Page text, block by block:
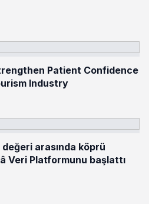
Patient Confidence
Industry
arasında köprü
Veri Platformunu başlattı